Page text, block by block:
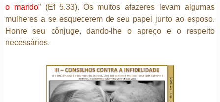
o marido” (Ef 5.33). Os muitos afazeres levam algumas
mulheres a se esquecerem de seu papel junto ao esposo.
Honre seu cônjuge, dando-lhe o apreço e o respeito
necessários.